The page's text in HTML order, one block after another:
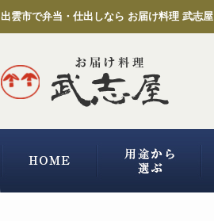
出雲市で弁当・仕出しなら お届け料理 武志屋